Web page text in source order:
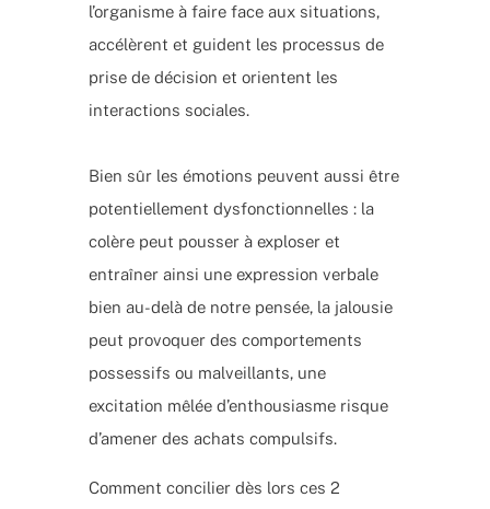
l’organisme à faire face aux situations,
accélèrent et guident les processus de
prise de décision et orientent les
interactions sociales.
Bien sûr les émotions peuvent aussi être
potentiellement dysfonctionnelles : la
colère peut pousser à exploser et
entraîner ainsi une expression verbale
bien au-delà de notre pensée, la jalousie
peut provoquer des comportements
possessifs ou malveillants, une
excitation mêlée d’enthousiasme risque
d’amener des achats compulsifs.
Comment concilier dès lors ces 2